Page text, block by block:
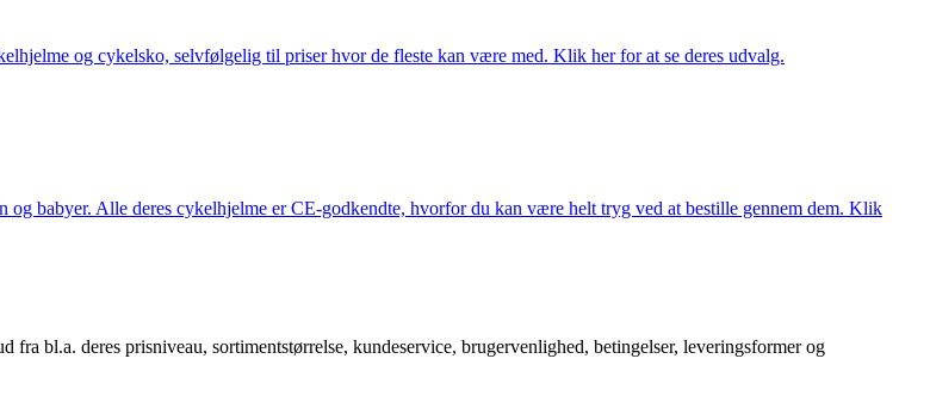
og cykelsko, selvfølgelig til priser hvor de fleste kan være med. Klik her for at se deres udvalg.
babyer. Alle deres cykelhjelme er CE-godkendte, hvorfor du kan være helt tryg ved at bestille gennem dem. Klik
bl.a. deres prisniveau, sortimentstørrelse, kundeservice, brugervenlighed, betingelser, leveringsformer og